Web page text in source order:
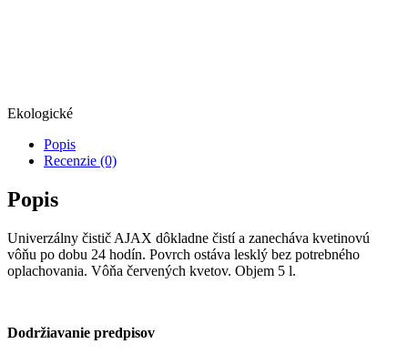
Ekologické
Popis
Recenzie (0)
Popis
Univerzálny čistič AJAX dôkladne čistí a zanecháva kvetinovú
vôňu po dobu 24 hodín. Povrch ostáva lesklý bez potrebného
oplachovania. Vôňa červených kvetov. Objem 5 l.
Dodržiavanie predpisov